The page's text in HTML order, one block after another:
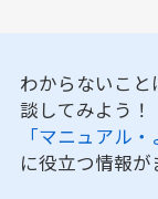
わからないこと
談してみよう！
「マニュアル
に役立つ情報が